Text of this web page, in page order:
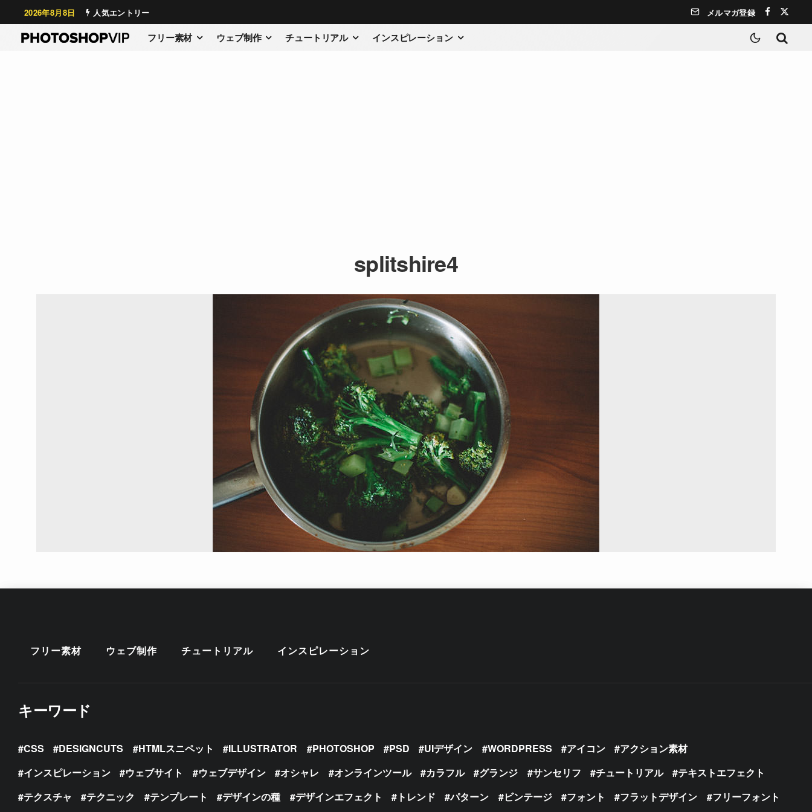
2026年8月8日 人気エントリー メルマガ登録
フリー素材 ウェブ制作 チュートリアル インスピレーション
splitshire4
フリー素材 ウェブ制作 チュートリアル インスピレーション
キーワード
CSS DESIGNCUTS HTMLスニペット ILLUSTRATOR PHOTOSHOP PSD UIデザイン WORDPRESS アイコン
アクション素材
インスピレーション
ウェブサイト ウェブデザイン オシャレ オンラインツール カラフル グランジ サンセリフ チュートリアル
テキストエフェクト
テクスチャ
テクニック テンプレート デザインの種 デザインエフェクト トレンド パターン ビンテージ フォント フラットデザイン フリーフォント